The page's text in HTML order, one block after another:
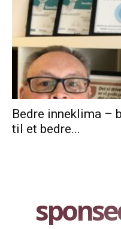
Bedre inneklima –
til et bedre...